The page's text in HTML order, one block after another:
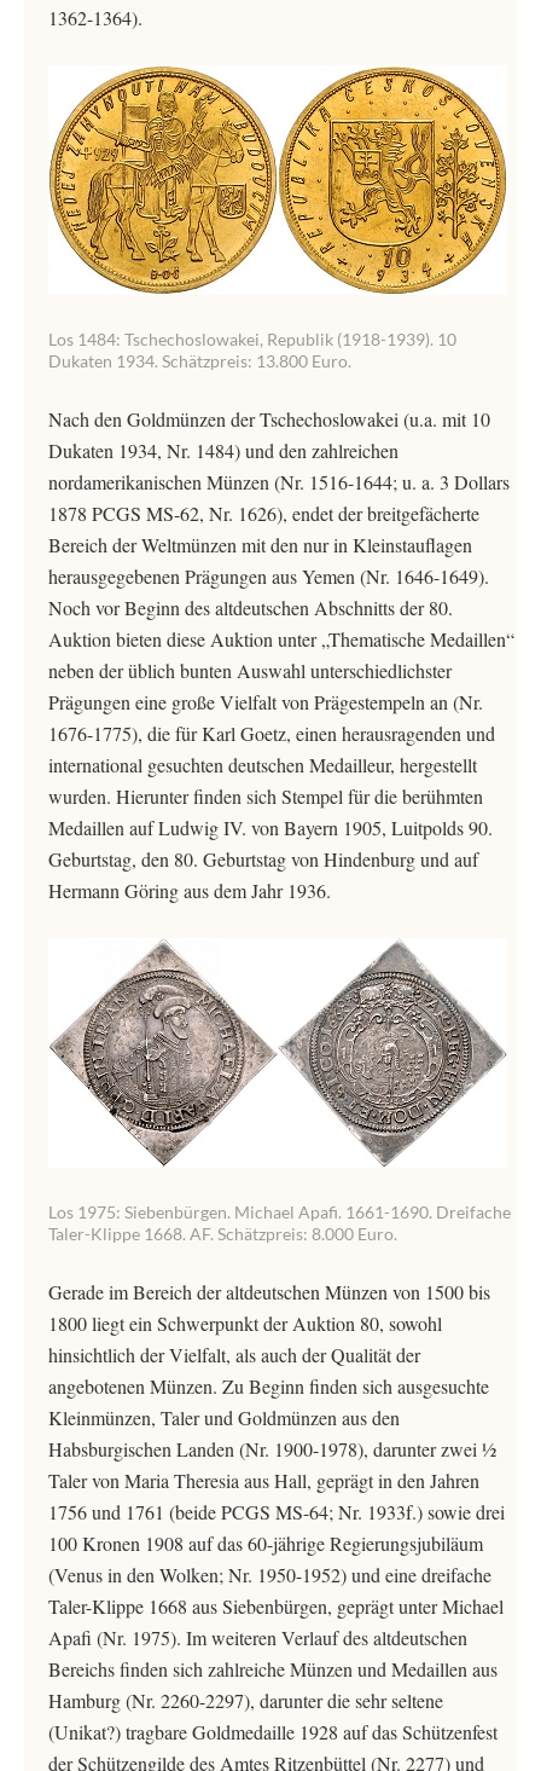
1362-1364).
Los 1484: Tschechoslowakei, Republik (1918-1939). 10
Dukaten 1934. Schätzpreis: 13.800 Euro.
Nach den Goldmünzen der Tschechoslowakei (u.a. mit 10
Dukaten 1934, Nr. 1484) und den zahlreichen
nordamerikanischen Münzen (Nr. 1516-1644; u. a. 3 Dollars
1878 PCGS MS-62, Nr. 1626), endet der breitgefächerte
Bereich der Weltmünzen mit den nur in Kleinstauflagen
herausgegebenen Prägungen aus Yemen (Nr. 1646-1649).
Noch vor Beginn des altdeutschen Abschnitts der 80.
Auktion bieten diese Auktion unter „Thematische Medaillen“
neben der üblich bunten Auswahl unterschiedlichster
Prägungen eine große Vielfalt von Prägestempeln an (Nr.
1676-1775), die für Karl Goetz, einen herausragenden und
international gesuchten deutschen Medailleur, hergestellt
wurden. Hierunter finden sich Stempel für die berühmten
Medaillen auf Ludwig IV. von Bayern 1905, Luitpolds 90.
Geburtstag, den 80. Geburtstag von Hindenburg und auf
Hermann Göring aus dem Jahr 1936.
Los 1975: Siebenbürgen. Michael Apafi. 1661-1690. Dreifache
Taler-Klippe 1668. AF. Schätzpreis: 8.000 Euro.
Gerade im Bereich der altdeutschen Münzen von 1500 bis
1800 liegt ein Schwerpunkt der Auktion 80, sowohl
hinsichtlich der Vielfalt, als auch der Qualität der
angebotenen Münzen. Zu Beginn finden sich ausgesuchte
Kleinmünzen, Taler und Goldmünzen aus den
Habsburgischen Landen (Nr. 1900-1978), darunter zwei ½
Taler von Maria Theresia aus Hall, geprägt in den Jahren
1756 und 1761 (beide PCGS MS-64; Nr. 1933f.) sowie drei
100 Kronen 1908 auf das 60-jährige Regierungsjubiläum
(Venus in den Wolken; Nr. 1950-1952) und eine dreifache
Taler-Klippe 1668 aus Siebenbürgen, geprägt unter Michael
Apafi (Nr. 1975). Im weiteren Verlauf des altdeutschen
Bereichs finden sich zahlreiche Münzen und Medaillen aus
Hamburg (Nr. 2260-2297), darunter die sehr seltene
(Unikat?) tragbare Goldmedaille 1928 auf das Schützenfest
der Schützengilde des Amtes Ritzenbüttel (Nr. 2277) und